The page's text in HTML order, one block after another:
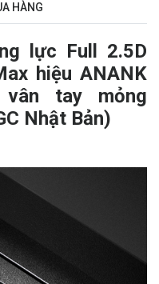
HÀNG
lực Full 2.5D
hiệu ANANK
tay mỏng
Nhật Bản)